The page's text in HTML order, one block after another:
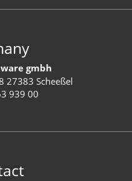
gmbh
27383 Scheeßel
939 00